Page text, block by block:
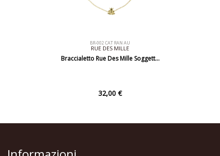
BR-002 CAT RAN AU
RUE DES MILLE
Braccialetto Rue Des Mille Soggett…
32,00 €